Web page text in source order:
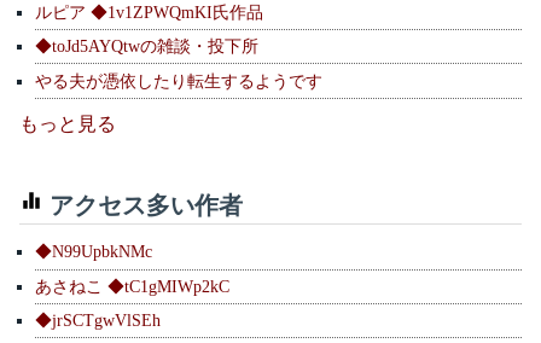
ルピア ◆1v1ZPWQmKI氏作品
◆toJd5AYQtwの雑談・投下所
やる夫が憑依したり転生するようです
もっと見る
アクセス多い作者
◆N99UpbkNMc
あさねこ ◆tC1gMIWp2kC
◆jrSCTgwVlSEh